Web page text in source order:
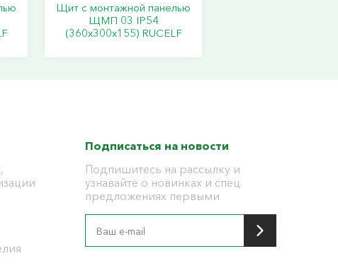
Щит с монтажной панелью
ЩМП 03 IP54
(360х300х155) RUCELF
Подписаться на новости
Подпишитесь на рассылку и
узнавайте о новинках и спец.
предложениях первыми